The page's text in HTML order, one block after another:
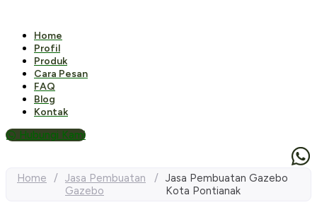
Home
Profil
Produk
Cara Pesan
FAQ
Blog
Kontak
Hubungi Kami
Home / Jasa Pembuatan
Gazebo
/ Jasa Pembuatan Gazebo
Kota Pontianak